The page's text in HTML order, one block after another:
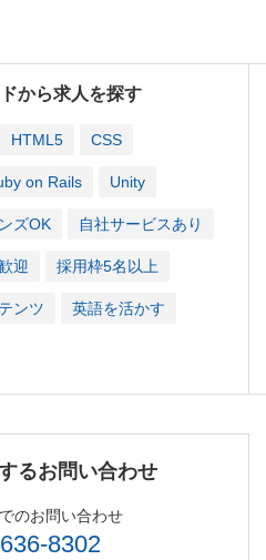
から求人を探す
HTML5 CSS
on Rails Unity
ズOK 自社サービスあり
迎 採用枠5名以上
ンツ 英語を活かす
るお問い合わせ
のお問い合わせ
8302